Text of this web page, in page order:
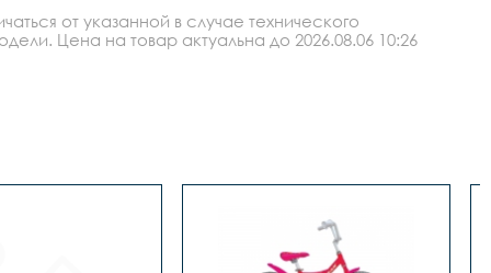
от указанной в случае технического
Цена на товар актуальна до 2026.08.06 10:26